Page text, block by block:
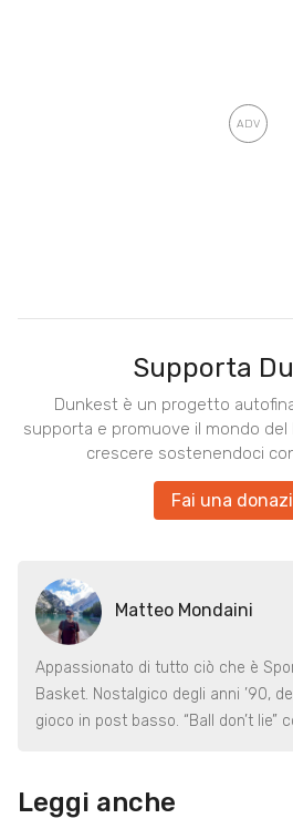
Supporta
Dunkest è un progetto
supporta e promuove il mondo del
crescere sostenendoci
Fai una
Matteo Mondaini
Appassionato di tutto ciò che è
Basket. Nostalgico degli anni ’90,
gioco in post basso. “Ball don’t lie”
Leggi anche